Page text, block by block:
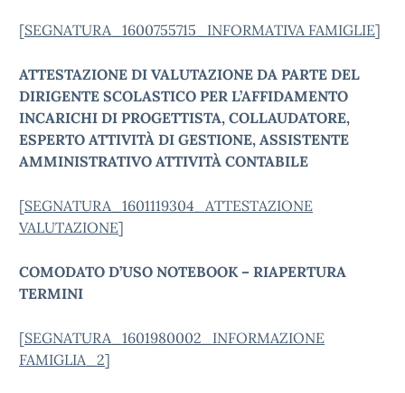
[SEGNATURA_1600755715_INFORMATIVA FAMIGLIE]
ATTESTAZIONE DI VALUTAZIONE DA PARTE DEL
DIRIGENTE SCOLASTICO PER L’AFFIDAMENTO
INCARICHI DI PROGETTISTA, COLLAUDATORE,
ESPERTO ATTIVITÀ DI GESTIONE, ASSISTENTE
AMMINISTRATIVO ATTIVITÀ CONTABILE
[SEGNATURA_1601119304_ATTESTAZIONE
VALUTAZIONE]
COMODATO D’USO NOTEBOOK – RIAPERTURA
TERMINI
[SEGNATURA_1601980002_INFORMAZIONE
FAMIGLIA_2]